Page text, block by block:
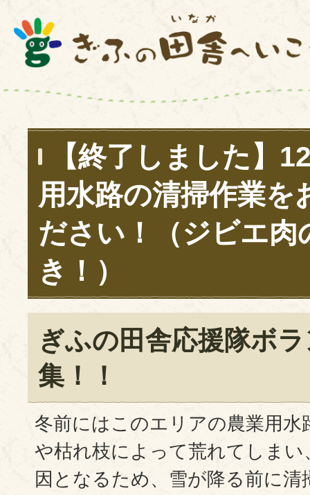
【終了しました】
用水路の清掃作業を
ださい！（ジビエ肉
き！）
ぎふの田舎応援隊ボ
集！！
冬前にはこのエリアの農業用水
や枯れ枝によって荒れてしま
因となるため、雪が降る前に